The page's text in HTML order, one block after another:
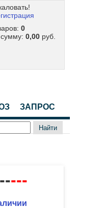
0
0,00руб.
ЗАПРОС
Найти
---